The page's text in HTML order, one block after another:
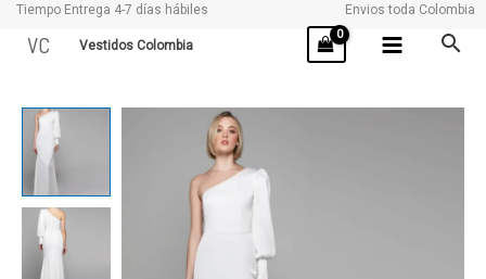
Tiempo Entrega 4-7 días hábiles Envios toda Colombia
VC Vestidos Colombia
EQUICIA
cantidad